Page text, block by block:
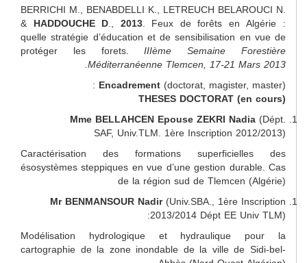
BERRICHI M., BENABDELLI K., LETREUCH
&HADDOUCHE D., 2013. Feux de forêts en
quelle stratégie d’éducation et de sensibilisation
protéger les forets.IIIème Semaine
Méditerranéenne Tlemcen, 17-21
Encadrement(doctorat, magister,
THESES DOCTORAT
Mme BELLAHCEN Epouse ZEKRI
SAF, Univ.TLM. 1ère Inscription
Caractérisation des formations
ésosystèmes steppiques en vue d’une gestion
de la région sud de Tlemcen
Mr BENMANSOUR Nadir (Univ.SBA., 1ère
2013/2014 Dépt EE
Modélisation hydrologique et hydraulique
cartographie de la zone inondable de la ville de